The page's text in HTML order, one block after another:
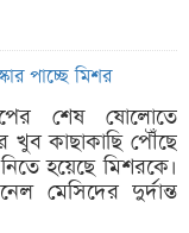
পাচ্ছে মিশর
শেষ ষোলোতে
খুব কাছাকাছি পৌঁছে
হয়েছে মিশরকে।
মেসিদের দুর্দান্ত